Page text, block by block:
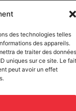
des technologies telles
des appareils.
de traiter des données
uniques sur ce site. Le fait
peut avoir un effet
(3 inches